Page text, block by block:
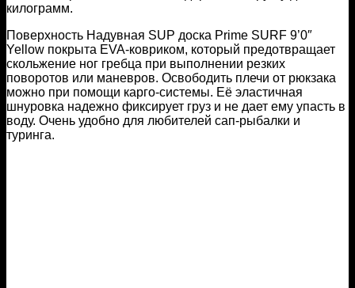
килограмм.
Поверхность Надувная SUP доска Prime SURF 9’0″
Yellow покрыта EVA-ковриком, который предотвращает
скольжение ног гребца при выполнении резких
поворотов или маневров. Освободить плечи от рюкзака
можно при помощи карго-системы. Её эластичная
шнуровка надежно фиксирует груз и не дает ему упасть в
воду. Очень удобно для любителей сап-рыбалки и
туринга.